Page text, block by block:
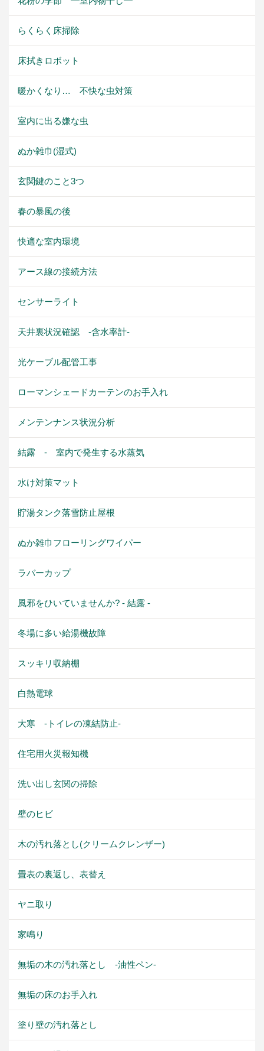
らくらく床掃除
床拭きロボット
暖かくなり… 不快な虫対策
室内に出る嫌な虫
ぬか雑巾(湿式)
玄関鍵のこと3つ
春の暴風の後
快適な室内環境
アース線の接続方法
センサーライト
天井裏状況確認 -含水率計-
光ケーブル配管工事
ローマンシェードカーテンのお手入れ
メンテンナンス状況分析
結露 - 室内で発生する水蒸気
水け対策マット
貯湯タンク落雪防止屋根
ぬか雑巾フローリングワイパー
ラバーカップ
風邪をひいていませんか? - 結露 -
冬場に多い給湯機故障
スッキリ収納棚
白熱電球
大寒 -トイレの凍結防止-
住宅用火災報知機
洗い出し玄関の掃除
壁のヒビ
木の汚れ落とし(クリームクレンザー)
畳表の裏返し、表替え
ヤニ取り
家鳴り
無垢の木の汚れ落とし -油性ペン-
無垢の床のお手入れ
塗り壁の汚れ落とし